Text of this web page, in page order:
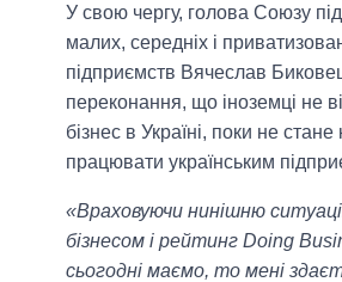
У свою чергу, голова Союзу
малих, середніх і
підприємств Вячеслав
переконання, що іноземці не
бізнес в Україні, поки не
працювати українським
«Враховуючи нинішню
бізнесом і рейтинг Doing
сьогодні маємо, то мені